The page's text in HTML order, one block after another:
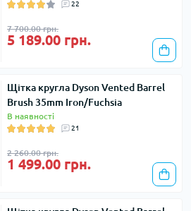
22
7 700.00 грн.
5 189.00 грн.
Щітка кругла Dyson Vented Barrel
Brush 35mm Iron/Fuchsia
В наявності
21
2 260.00 грн.
1 499.00 грн.